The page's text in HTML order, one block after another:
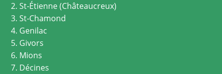
2. St-Étienne (Châteaucreux)
3. St-Chamond
4. Genilac
5. Givors
6. Mions
7. Décines